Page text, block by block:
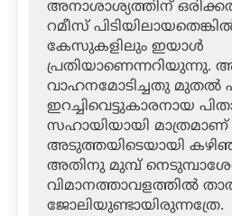
അനാശാശ്യത്തിന്
റമീസ്
കേസുകളിലും ഇയാള്‍
പ്രതിയാണെന്നറിയുന്നു.
വാഹനമോടിച്ചതു മുതല്‍
ഇറച്ചിവെട്ടുകാരനായ
സഹായിയായി മാത്രമാണ്
അടുത്തയിടെയായി
അതിനു മുമ്പ്
വിമാനത്താവളത്തില്‍
ജോലിയുണ്ടായിരുന്നത്രേ.